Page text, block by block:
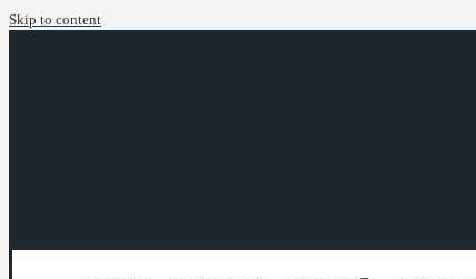
Skip to content